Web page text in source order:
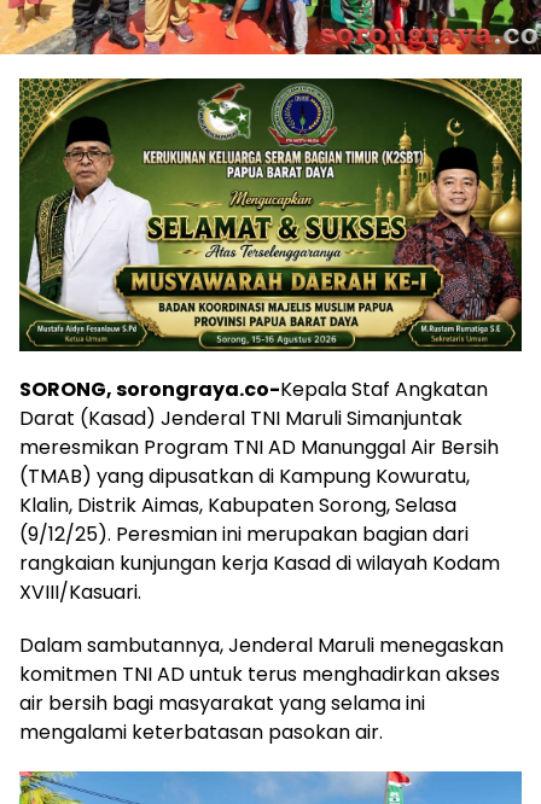
SORONG, sorongraya.co-Kepala Staf Angkatan
Darat (Kasad) Jenderal TNI Maruli Simanjuntak
meresmikan Program TNI AD Manunggal Air Bersih
(TMAB) yang dipusatkan di Kampung Kowuratu,
Klalin, Distrik Aimas, Kabupaten Sorong, Selasa
(9/12/25). Peresmian ini merupakan bagian dari
rangkaian kunjungan kerja Kasad di wilayah Kodam
XVIII/Kasuari.
Dalam sambutannya, Jenderal Maruli menegaskan
komitmen TNI AD untuk terus menghadirkan akses
air bersih bagi masyarakat yang selama ini
mengalami keterbatasan pasokan air.